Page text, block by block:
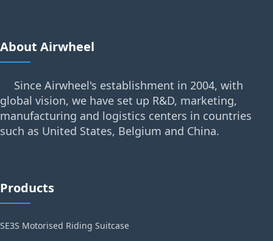
About Airwheel
Since Airwheel's establishment in 2004, with
global vision, we have set up R&D, marketing,
manufacturing and logistics centers in countries
such as United States, Belgium and China.
Products
SE3S Motorised Riding Suitcase